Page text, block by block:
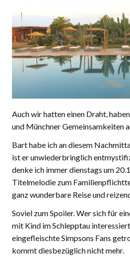
Auch wir hatten einen Draht,
und Münchner Gemeinsamkeiten
Bart habe ich an diesem
ist er unwiederbringlich
denke ich immer dienstags um
Titelmelodie zum
ganz wunderbare Reise und
Soviel zum Spoiler. Wer sich für
mit Kind im Schlepptau
eingefleischte Simpsons Fans
kommt diesbezüglich nicht mehr.